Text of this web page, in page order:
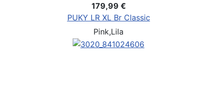
179,99 €
PUKY LR XL Br Classic
Pink,Lila